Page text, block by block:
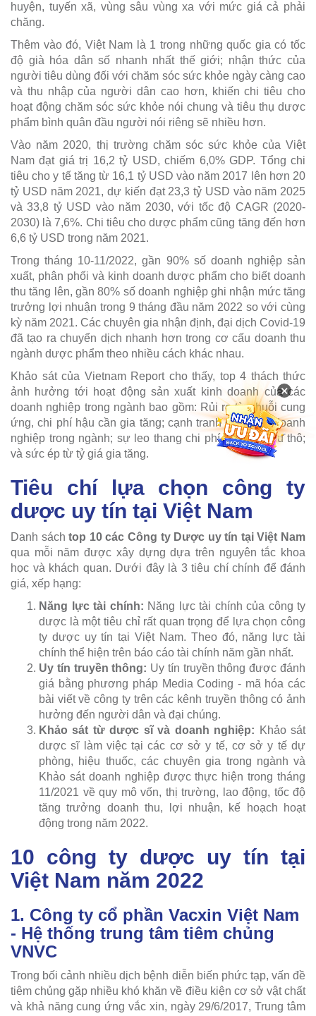
huyện, tuyến xã, vùng sâu vùng xa với mức giá cả phải
chăng.
Thêm vào đó, Việt Nam là 1 trong những quốc gia có tốc
độ già hóa dân số nhanh nhất thế giới; nhận thức của
người tiêu dùng đối với chăm sóc sức khỏe ngày càng cao
và thu nhập của người dân cao hơn, khiến chi tiêu cho
hoạt động chăm sóc sức khỏe nói chung và tiêu thụ dược
phẩm bình quân đầu người nói riêng sẽ nhiều hơn.
Vào năm 2020, thị trường chăm sóc sức khỏe của Việt
Nam đạt giá trị 16,2 tỷ USD, chiếm 6,0% GDP. Tổng chi
tiêu cho y tế tăng từ 16,1 tỷ USD vào năm 2017 lên hơn 20
tỷ USD năm 2021, dự kiến đạt 23,3 tỷ USD vào năm 2025
và 33,8 tỷ USD vào năm 2030, với tốc độ CAGR (2020-
2030) là 7,6%. Chi tiêu cho dược phẩm cũng tăng đến hơn
6,6 tỷ USD trong năm 2021.
Trong tháng 10-11/2022, gần 90% số doanh nghiệp sản
xuất, phân phối và kinh doanh dược phẩm cho biết doanh
thu tăng lên, gần 80% số doanh nghiệp ghi nhận mức tăng
trưởng lợi nhuận trong 9 tháng đầu năm 2022 so với cùng
kỳ năm 2021. Các chuyên gia nhận định, đại dịch Covid-19
đã tạo ra chuyển dịch nhanh hơn trong cơ cấu doanh thu
ngành dược phẩm theo nhiều cách khác nhau.
Khảo sát của Vietnam Report cho thấy, top 4 thách thức
ảnh hưởng tới hoạt động sản xuất kinh doanh của các
doanh nghiệp trong ngành bao gồm: Rủi ro từ chuỗi cung
ứng, chi phí hậu cần gia tăng; cạnh tranh giữa các doanh
nghiệp trong ngành; sự leo thang chi phí nguyên liệu thô;
và sức ép từ tỷ giá gia tăng.
Tiêu chí lựa chọn công ty
dược uy tín tại Việt Nam
Danh sáchtop 10 các Công ty Dược uy tín tại Việt Nam
qua mỗi năm được xây dựng dựa trên nguyên tắc khoa
học và khách quan. Dưới đây là 3 tiêu chí chính để đánh
giá, xếp hạng:
Năng lực tài chính: Năng lực tài chính của công ty
dược là một tiêu chỉ rất quan trọng để lựa chọn công
ty dược uy tín tại Việt Nam. Theo đó, năng lực tài
chính thể hiện trên báo cáo tài chính năm gần nhất.
Uy tín truyền thông: Uy tín truyền thông được đánh
giá bằng phương pháp Media Coding - mã hóa các
bài viết về công ty trên các kênh truyền thông có ảnh
hưởng đến người dân và đại chúng.
Khảo sát từ dược sĩ và doanh nghiệp: Khảo sát
dược sĩ làm việc tại các cơ sở y tế, cơ sở y tế dự
phòng, hiệu thuốc, các chuyên gia trong ngành và
Khảo sát doanh nghiệp được thực hiện trong tháng
11/2021 về quy mô vốn, thị trường, lao động, tốc độ
tăng trưởng doanh thu, lợi nhuận, kế hoạch hoạt
động trong năm 2022.
10 công ty dược uy tín tại
Việt Nam năm 2022
1. Công ty cổ phần Vacxin Việt Nam
- Hệ thống trung tâm tiêm chủng
VNVC
Trong bối cảnh nhiều dịch bệnh diễn biến phức tạp, vấn đề
tiêm chủng gặp nhiều khó khăn về điều kiện cơ sở vật chất
và khả năng cung ứng vắc xin, ngày 29/6/2017, Trung tâm
×